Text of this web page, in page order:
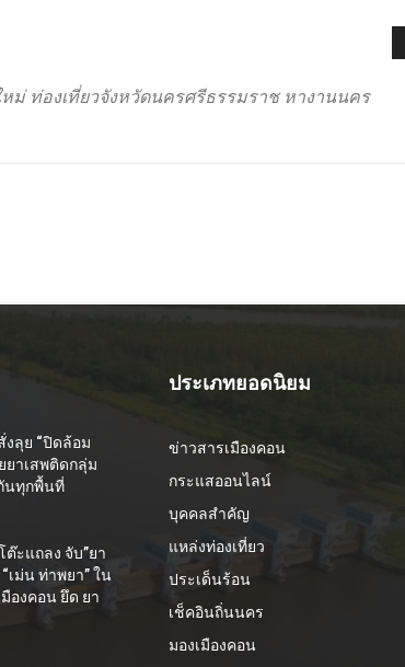
ม่ ท่องเที่ยวจังหวัดนครศรีธรรมราช หางานนคร
งลุย “ปิดล้อม
ยาเสพติดกลุ่ม
นทุกพื้นที่
ะแถลง จับ”ยา
เม่น ท่าพยา” ใน
องคอน ยึด ยา
ประเภทยอดนิยม
ข่าวสารเมืองคอน
กระแสออนไลน์
บุคคลสำคัญ
แหล่งท่องเที่ยว
ประเด็นร้อน
เช็คอินถิ่นนคร
มองเมืองคอน